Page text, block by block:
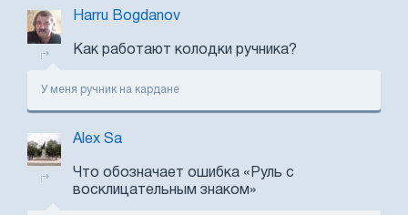
Harru Bogdanov
Как работают колодки ручника?
У меня ручник на кардане
Alex Sa
Что обозначает ошибка «Руль с
восклицательным знаком»